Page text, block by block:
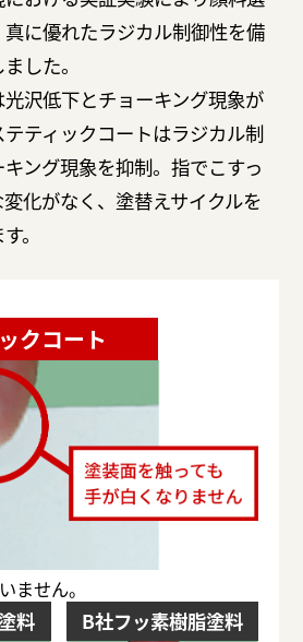
に優れたラジカル制御性を備
した。
沢低下とチョーキング現象が
ティックコートはラジカル制
ング現象を抑制。指でこすっ
化がなく、塗替えサイクルを
。
クコート
ません。
料 B社フッ素樹脂塗料